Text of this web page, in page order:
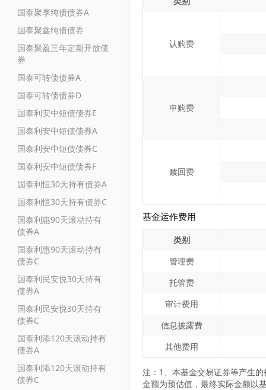
国泰聚享纯债债券A
国泰聚鑫纯债债券
国泰聚盈三年定期开放债
券
国泰可转债债券A
国泰可转债债券D
国泰利安中短债债券E
国泰利安中短债债券A
国泰利安中短债债券C
国泰利安中短债债券F
国泰利恒30天持有债券A
国泰利恒30天持有债券C
国泰利惠90天滚动持有
债券A
国泰利惠90天滚动持有
债券C
国泰利民安悦30天持有
债券A
国泰利民安悦30天持有
债券C
国泰利添120天滚动持有
债券A
国泰利添120天滚动持有
债券C
认购费
申购费
赎回费
基金运作费用
类别
管理费
托管费
审计费用
信息披露费
其他费用
注：1、本基金交易证券等产生
金额为预估值，最终实际金额以